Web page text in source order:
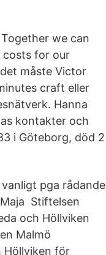
we can
costs for our
måste Victor
craft eller
Hanna
kontakter och
i Göteborg, död 2
pga rådande
Stiftelsen
och Höllviken
Malmö
Höllviken för